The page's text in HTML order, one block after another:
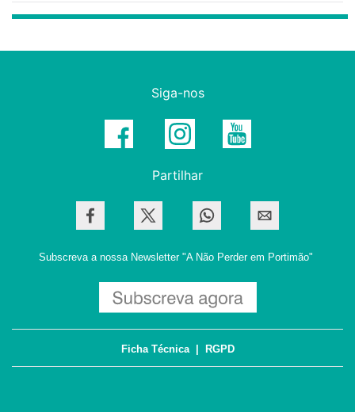
Siga-nos
Partilhar
Subscreva a nossa Newsletter "A Não Perder em Portimão"
Ficha Técnica| RGPD